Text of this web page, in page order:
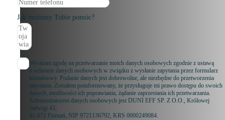
Jak możemy Tobie pomóc?
Wyrażam zgodę na przetwarzanie moich danych osobowych zgodnie z ustawą
o ochronie danych osobowych w związku z wysłanie zapytania przez formularz
kontaktowy. Podanie danych jest dobrowolne, ale niezbędne do przetworzenia
zapytania. Zostałem poinformowany, że przysługuje mi prawo dostępu do swoich
danych, możliwości ich poprawiania, żądanie zaprzestania ich przetwarzania.
Administratorem danych osobowych jest DUNI EFF SP. Z O.O., Królowej
Jadwigi 43,
61-872 Poznań, NIP 9721136792, KRS 0000249084.